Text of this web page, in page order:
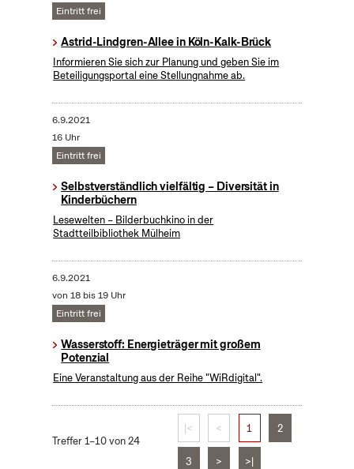
Eintritt frei
Astrid-Lindgren-Allee in Köln-Kalk-Brück
Informieren Sie sich zur Planung und geben Sie im
Beteiligungsportal eine Stellungnahme ab.
6.9.2021
16 Uhr
Eintritt frei
Selbstverständlich vielfältig – Diversität in
Kinderbüchern
Lesewelten – Bilderbuchkino in der
Stadtteilbibliothek Mülheim
6.9.2021
von 18 bis 19 Uhr
Eintritt frei
Wasserstoff: Energieträger mit großem
Potenzial
Eine Veranstaltung aus der Reihe "WiRdigital".
Treffer 1–10 von 24
|< < 1 2
3 > >|